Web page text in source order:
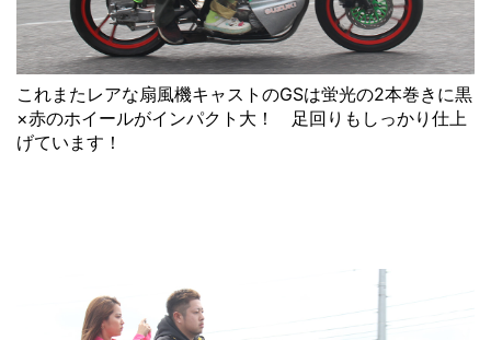
これまたレアな扇風機キャストのGSは蛍光の2本巻きに黒
×赤のホイールがインパクト大！ 足回りもしっかり仕上
げています！